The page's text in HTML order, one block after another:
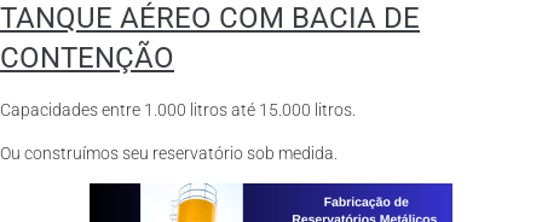
TANQUE AÉREO COM BACIA DE
CONTENÇÃO
Capacidades entre 1.000 litros até 15.000 litros.
Ou construímos seu reservatório sob medida.